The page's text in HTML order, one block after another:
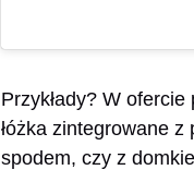
Przykłady? W
łóżka zintegrowane
spodem, czy z